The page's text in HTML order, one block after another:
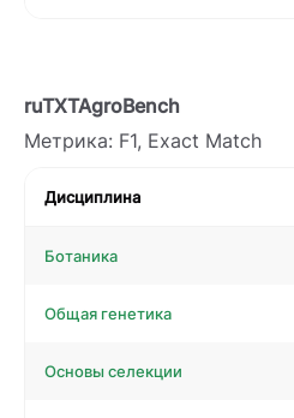
ruTXTAgroBench
Метрика: F1, Exact Match
Дисциплина
Ботаника
Общая генетика
Основы селекции